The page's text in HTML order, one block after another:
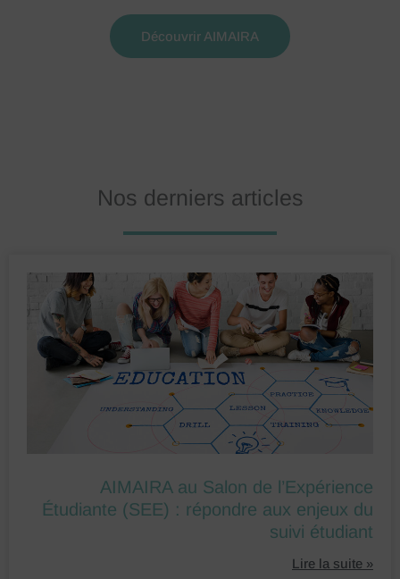
Découvrir AIMAIRA
Nos derniers articles
AIMAIRA au Salon de l’Expérience
Étudiante (SEE) : répondre aux enjeux du
suivi étudiant
Lire la suite »